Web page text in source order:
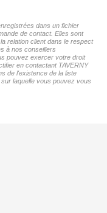
dans un fichier
de contact. Elles sont
relation client dans le respect
à nos conseillers
pouvez exercer votre droit
en contactant TAVERNY
de l'existence de la liste
laquelle vous pouvez vous